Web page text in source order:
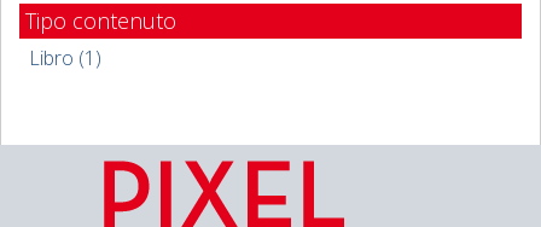
Tipo contenuto
Libro (1)